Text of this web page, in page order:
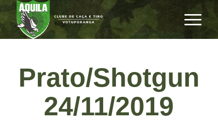
Prato/Shotgun
24/11/2019